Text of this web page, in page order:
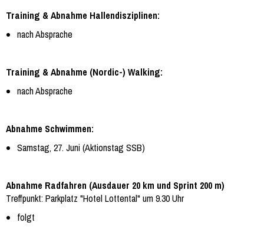
Training & Abnahme Hallendisziplinen:
nach Absprache
Training & Abnahme (Nordic-) Walking:
nach Absprache
Abnahme Schwimmen:
Samstag, 27. Juni (Aktionstag SSB)
Abnahme Radfahren (Ausdauer 20 km und Sprint 200 m)
Treffpunkt: Parkplatz "Hotel Lottental" um 9.30 Uhr
folgt